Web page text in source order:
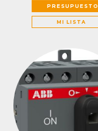
PRESUPUESTO
MI LISTA